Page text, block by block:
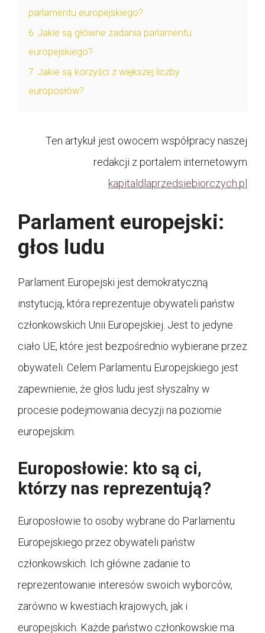
parlamentu europejskiego?
6 Jakie są główne zadania parlamentu
europejskiego?
7 Jakie są korzyści z większej liczby
europosłów?
Ten artykuł jest owocem współpracy naszej
redakcji z portalem internetowym
kapitaldlaprzedsiebiorczych.pl
Parlament europejski:
głos ludu
Parlament Europejski jest demokratyczną
instytucją, która reprezentuje obywateli państw
członkowskich Unii Europejskiej. Jest to jedyne
ciało UE, które jest bezpośrednio wybierane przez
obywateli. Celem Parlamentu Europejskiego jest
zapewnienie, że głos ludu jest słyszalny w
procesie podejmowania decyzji na poziomie
europejskim.
Europosłowie: kto są ci,
którzy nas reprezentują?
Europosłowie to osoby wybrane do Parlamentu
Europejskiego przez obywateli państw
członkowskich. Ich główne zadanie to
reprezentowanie interesów swoich wyborców,
zarówno w kwestiach krajowych, jak i
europejskich. Każde państwo członkowskie ma